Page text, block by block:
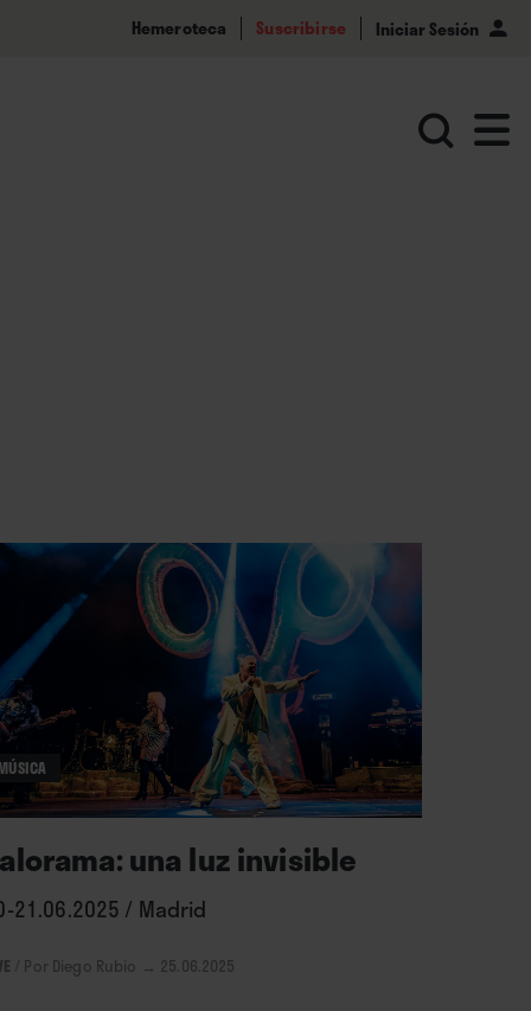
Hemeroteca Suscribirse Iniciar Sesión
una luz invisible
21.06.2025 / Madrid
/ Por Diego Rubio → 25.06.2025